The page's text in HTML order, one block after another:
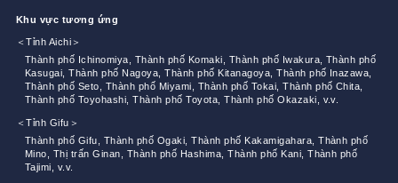
Khu vực tương ứng
＜Tỉnh Aichi＞
Thành phố Ichinomiya, Thành phố Komaki, Thành phố Iwakura, Thành phố
Kasugai, Thành phố Nagoya, Thành phố Kitanagoya, Thành phố Inazawa,
Thành phố Seto, Thành phố Miyami, Thành phố Tokai, Thành phố Chita,
Thành phố Toyohashi, Thành phố Toyota, Thành phố Okazaki, v.v.
＜Tỉnh Gifu＞
Thành phố Gifu, Thành phố Ogaki, Thành phố Kakamigahara, Thành phố
Mino, Thị trấn Ginan, Thành phố Hashima, Thành phố Kani, Thành phố
Tajimi, v.v.